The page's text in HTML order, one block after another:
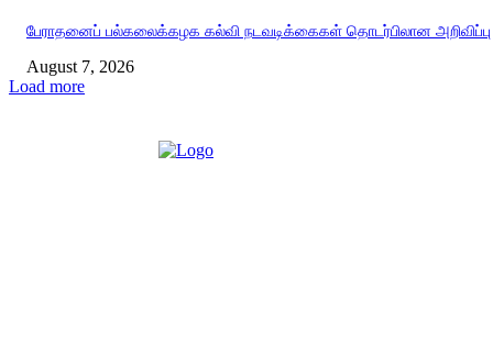
பேராதனைப் பல்கலைக்கழக கல்வி நடவடிக்கைகள் தொடர்பிலான அறிவிப்பு
August 7, 2026
Load more